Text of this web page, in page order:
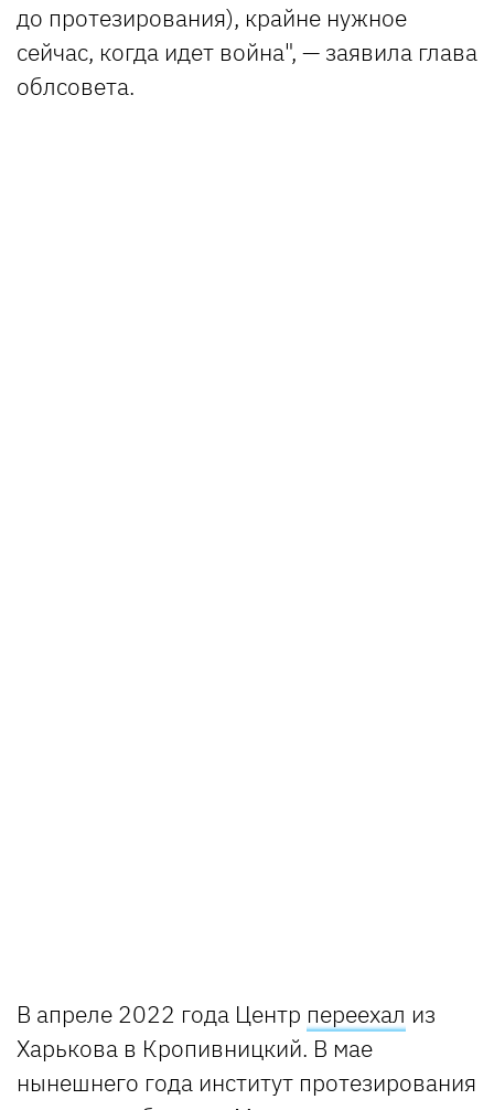
до протезирования), крайне нужное
сейчас, когда идет война", — заявила глава
облсовета.
В апреле 2022 года Центр переехал из
Харькова в Кропивницкий. В мае
нынешнего года институт протезирования